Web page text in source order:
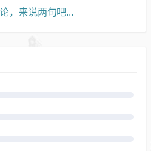
，来说两句吧...